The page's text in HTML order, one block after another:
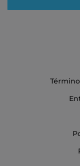
noticias: